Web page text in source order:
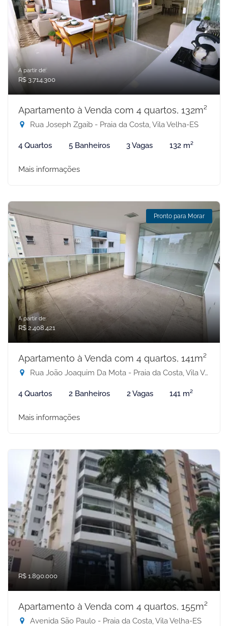
A partir de:
R$ 3.714.300
Apartamento à Venda com 4 quartos, 132m²
Rua Joseph Zgaib - Praia da Costa, Vila Velha-ES
4 Quartos 5 Banheiros 3 Vagas 132 m²
Mais informações
Pronto para Morar
A partir de:
R$ 2.408.421
Apartamento à Venda com 4 quartos, 141m²
Rua João Joaquim Da Mota - Praia da Costa, Vila Velha-ES
4 Quartos 2 Banheiros 2 Vagas 141 m²
Mais informações
R$ 1.890.000
Apartamento à Venda com 4 quartos, 155m²
Avenida São Paulo - Praia da Costa, Vila Velha-ES